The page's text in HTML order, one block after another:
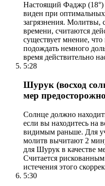
Настоящий Фаджр (18°)
виден при оптимальных
загрязнения. Молитвы,
времени, считаются
существует мнение,
подождать немного
время действительно
5:28
Шурук (восход
мер
Солнце должно
если вы находитесь на
видимым раньше. Для
молитв вычитают 2
для Шурук в качестве
Считается
истечения этого
5:30